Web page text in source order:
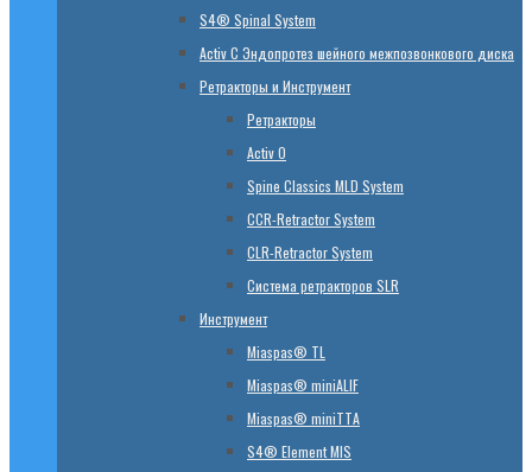
S4® Spinal System
Activ C Эндопротез шейного межпозвонкового диска
Ретракторы и Инструмент
Ретракторы
Activ O
Spine Classics MLD System
CСR-Retractor System
CLR-Retractor System
Система ретракторов SLR
Инструмент
Miaspas® TL
Miaspas® miniALIF
Miaspas® miniTTA
S4® Element MIS